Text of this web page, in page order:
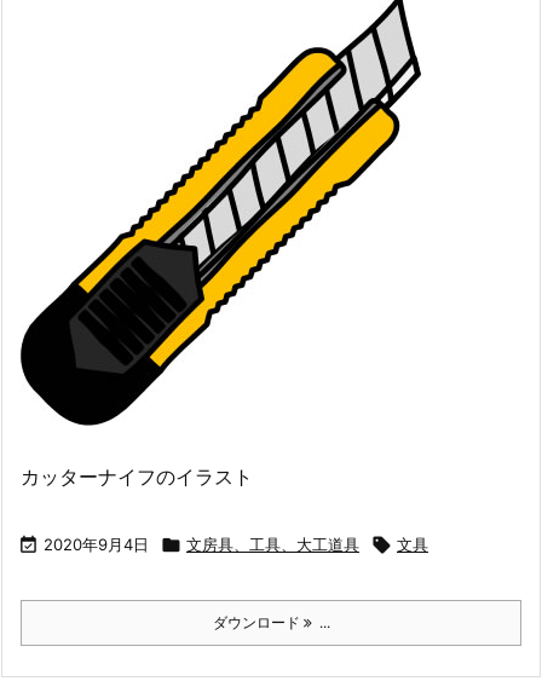
カッターナイフのイラスト
 2020年9月4日  文房具、工具、大工道具  文具
ダウンロード ...